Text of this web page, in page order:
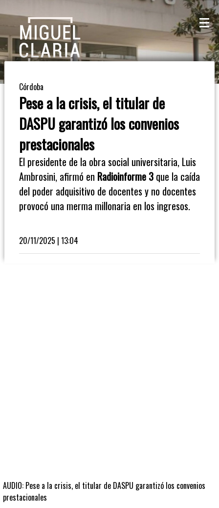
La
Mesa
Café
Columna
Opinión
Radioinforme
Córdoba
Pese a la crisis, el titular de
DASPU garantizó los convenios
prestacionales
El presidente de la obra social universitaria, Luis
Ambrosini, afirmó en Radioinforme 3que la caída
del poder adquisitivo de docentes y no docentes
provocó una merma millonaria en los ingresos.
20/11/2025 | 13:04
AUDIO: Pese a la crisis, el titular de DASPU garantizó los convenios
prestacionales